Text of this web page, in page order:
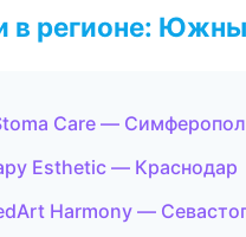
в регионе:
Care —
Esthetic — Краснодар
Harmony —